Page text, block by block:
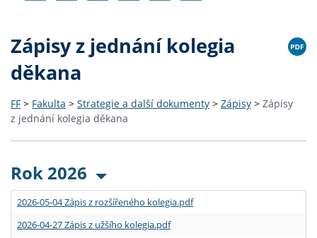
Zápisy z jednání kolegia
děkana
FF > Fakulta > Strategie a další dokumenty > Zápisy > Zápisy
z jednání kolegia děkana
Rok 2026
2026-05-04 Zápis z rozšířeného kolegia.pdf
2026-04-27 Zápis z užšího kolegia.pdf